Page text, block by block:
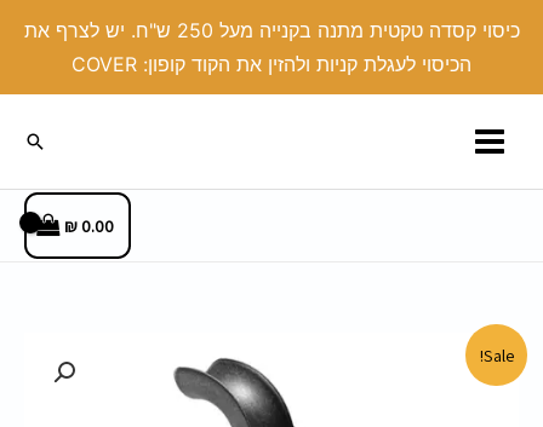
כיסוי קסדה טקטית מתנה בקנייה מעל 250 ש"ח. יש לצרף את
הכיסוי לעגלת קניות ולהזין את הקוד קופון: COVER
חיפוש
0.00
₪
Sale!
הנוכחי